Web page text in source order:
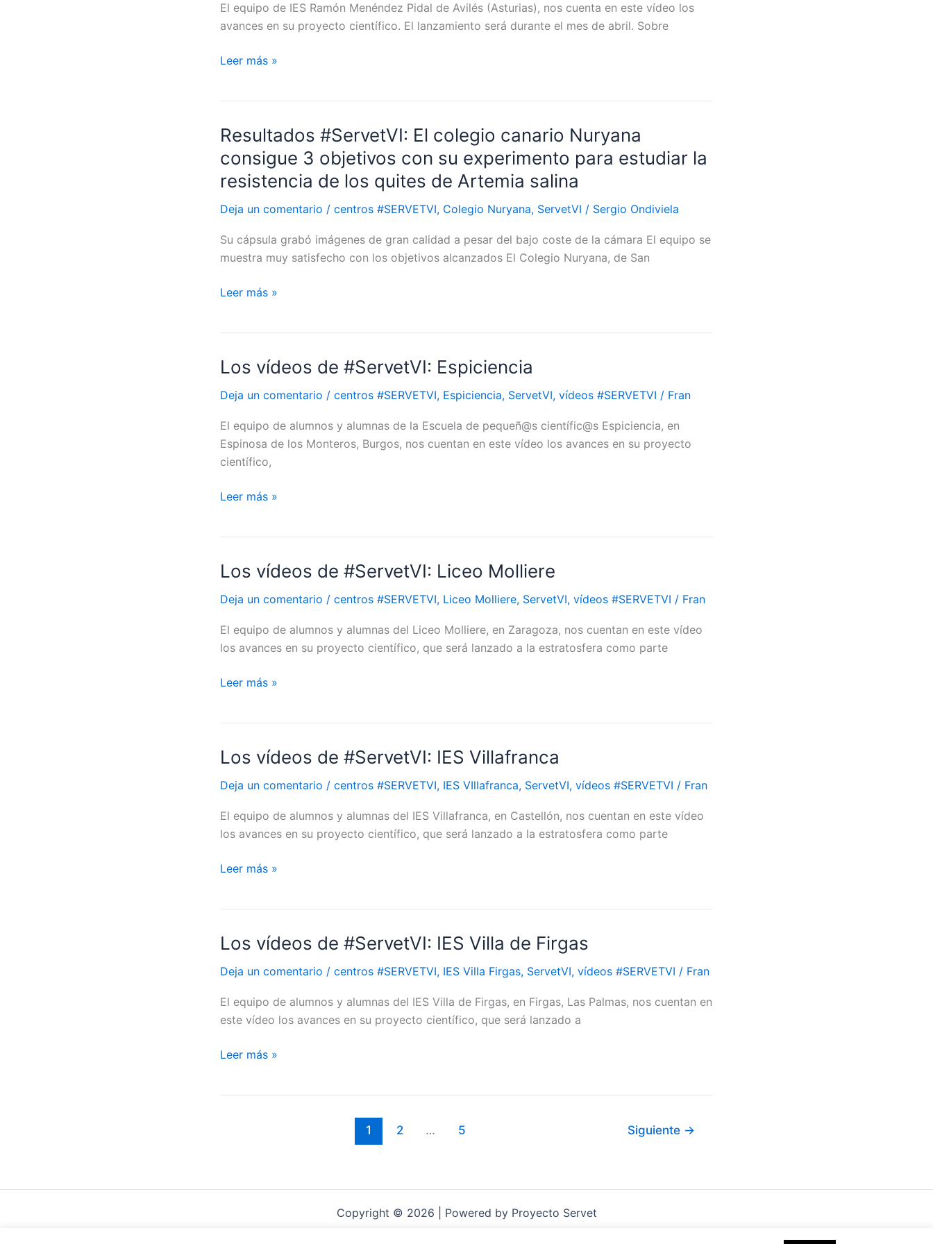
El equipo de IES Ramón Menéndez Pidal de Avilés (Asturias), nos cuenta en este vídeo los
avances en su proyecto científico. El lanzamiento será durante el mes de abril. Sobre
Ramón
Menéndez
(Avilés,
Leer más »
Resultados #ServetVI: El colegio canario Nuryana
consigue 3 objetivos con su experimento para estudiar la
resistencia de los quites de Artemia salina
Deja un comentario / centros #SERVETVI, Colegio Nuryana, ServetVI / Sergio Ondiviela
Su cápsula grabó imágenes de gran calidad a pesar del bajo coste de la cámara El equipo se
muestra muy satisfecho con los objetivos alcanzados El Colegio Nuryana, de San
Resultados
#ServetVI:
El
colegio
canario
consigue
3
con
experimento
estudiar
resistencia
de
los
quites
Artemia
Leer más »
Los vídeos de #ServetVI: Espiciencia
Deja un comentario / centros #SERVETVI, Espiciencia, ServetVI, vídeos #SERVETVI / Fran
El equipo de alumnos y alumnas de la Escuela de pequeñ@s científic@s Espiciencia, en
Espinosa de los Monteros, Burgos, nos cuentan en este vídeo los avances en su proyecto
científico,
Los
de
Espiciencia
Leer más »
Los vídeos de #ServetVI: Liceo Molliere
Deja un comentario / centros #SERVETVI, Liceo Molliere, ServetVI, vídeos #SERVETVI / Fran
El equipo de alumnos y alumnas del Liceo Molliere, en Zaragoza, nos cuentan en este vídeo
los avances en su proyecto científico, que será lanzado a la estratosfera como parte
Los
de
Liceo
Leer más »
Los vídeos de #ServetVI: IES Villafranca
Deja un comentario / centros #SERVETVI, IES VIllafranca, ServetVI, vídeos #SERVETVI / Fran
El equipo de alumnos y alumnas del IES Villafranca, en Castellón, nos cuentan en este vídeo
los avances en su proyecto científico, que será lanzado a la estratosfera como parte
Los
de
Leer más »
Los vídeos de #ServetVI: IES Villa de Firgas
Deja un comentario / centros #SERVETVI, IES Villa Firgas, ServetVI, vídeos #SERVETVI / Fran
El equipo de alumnos y alumnas del IES Villa de Firgas, en Firgas, Las Palmas, nos cuentan en
este vídeo los avances en su proyecto científico, que será lanzado a
Los
de
de
Leer más »
1 2 … 5 Siguiente →
Copyright © 2026 | Powered by Proyecto Servet